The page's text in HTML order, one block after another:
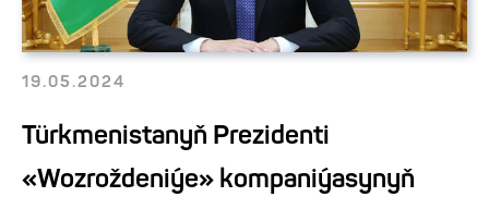
19.05.2024
Türkmenistanyň Prezidenti
«Wozroždeniýe» kompaniýasynyň